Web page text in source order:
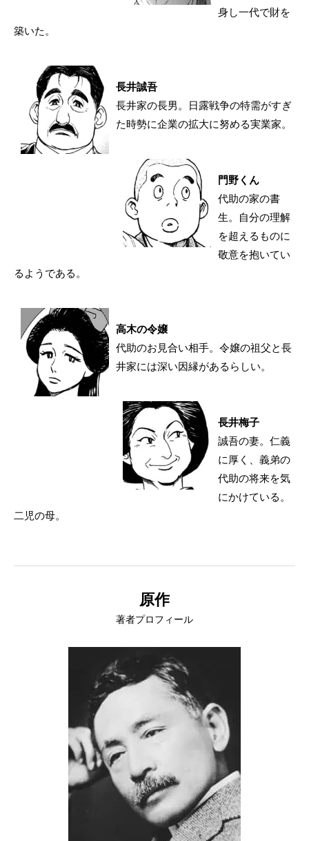
身し一代で財を
築いた。
長井誠吾
長井家の長男。日露戦争の特需がすぎ
た時勢に企業の拡大に努める実業家。
門野くん
代助の家の書
生。自分の理解
を超えるものに
敬意を抱いてい
るようである。
高木の令嬢
代助のお見合い相手。令嬢の祖父と長
井家には深い因縁があるらしい。
長井梅子
誠吾の妻。仁義
に厚く、義弟の
代助の将来を気
にかけている。
二児の母。
原作
著者プロフィール